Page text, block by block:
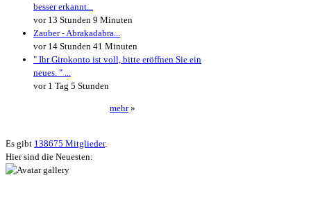
besser erkannt...
vor 13 Stunden 9 Minuten
Zauber - Abrakadabra...
vor 14 Stunden 41 Minuten
" Ihr Girokonto ist voll, bitte eröffnen Sie ein
neues. " ...
vor 1 Tag 5 Stunden
mehr»
Es gibt 138675 Mitglieder.
Hier sind die Neuesten: